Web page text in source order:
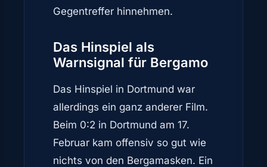
Gegentreffer hinnehmen.
Das Hinspiel als
Warnsignal für Bergamo
Das Hinspiel in Dortmund war
allerdings ein ganz anderer Film.
Beim 0:2 in Dortmund am 17.
Februar kam offensiv so gut wie
nichts von den Bergamasken. Ein